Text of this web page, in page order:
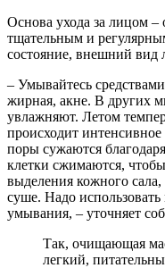
Основа ухода за лицом –
тщательным и
состояние, внешний вид
– Умывайтесь
жирная, акне. В других
увлажняют. Летом
происходит
поры сужаются
клетки сжимаются,
выделения кожного
суше. Надо
умывания, – уточняет
Так, очищающая
легкий,